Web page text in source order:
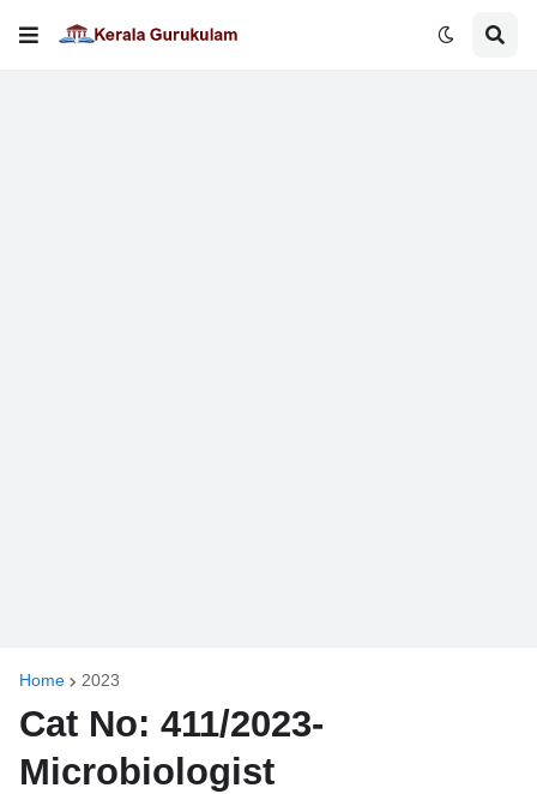
Home 2023
Cat No: 411/2023-
Microbiologist